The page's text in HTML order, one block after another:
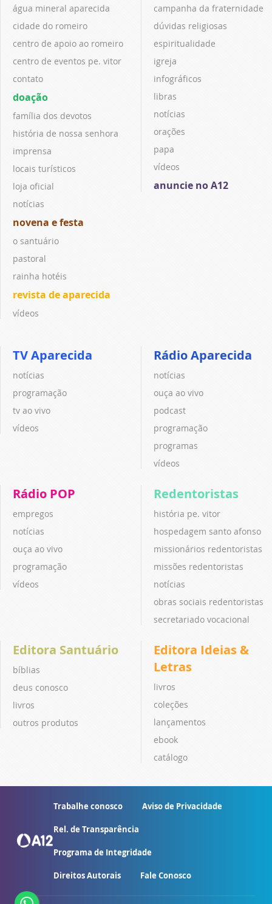
água mineral aparecida
cidade do romeiro
centro de apoio ao romeiro
centro de eventos pe. vitor
contato
doação
família dos devotos
história de nossa senhora
imprensa
locais turísticos
loja oficial
notícias
novena e festa
o santuário
pastoral
rainha hotéis
revista de aparecida
vídeos
campanha da fraternidade
dúvidas religiosas
espiritualidade
igreja
infográficos
libras
notícias
orações
papa
vídeos
anuncie no A12
TV Aparecida
notícias
programação
tv ao vivo
vídeos
Rádio Aparecida
notícias
ouça ao vivo
podcast
programação
programas
vídeos
Rádio POP
empregos
notícias
ouça ao vivo
programação
vídeos
Redentoristas
história pe. vitor
hospedagem santo afonso
missionários redentoristas
missões redentoristas
notícias
obras sociais redentoristas
secretariado vocacional
Editora Santuário
bíblias
deus conosco
livros
outros produtos
Editora Ideias &
Letras
livros
coleções
lançamentos
ebook
catálogo
Trabalhe conosco Aviso de Privacidade
Rel. de Transparência
Programa de Integridade
Direitos Autorais Fale Conosco